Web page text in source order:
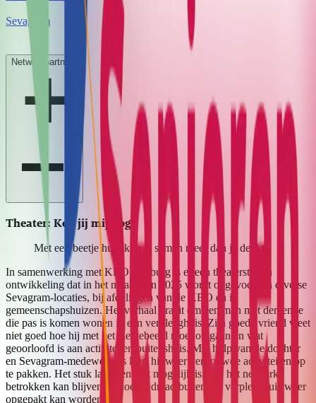
Sevagram
Netwerkpartners
Theater: Ken jij mij nog?
Met een beetje hulp kun je samen meer dan je denkt.
In samenwerking met KBO Limburg is er een theaterstuk in
ontwikkeling dat in het najaar van 2025 wordt opgevoerd in diverse
Sevagram-locaties, bij afdelingen van de KBO en in
gemeenschapshuizen. Het verhaal draait om een man met dementie
die pas is komen wonen in een verpleeghuis. Zijn goede vriend weet
niet goed hoe hij met het ziektebeeld moet omgaan en wat
geoorloofd is aan activiteiten buitenshuis. Met hulp van de dochter
en Sevagram-medewerkers leert hij weer vertrouwde activiteiten op
te pakken. Het stuk laat zien wat mogelijk is, hoe het netwerk
betrokken kan blijven en hoe de draad buiten het verpleeghuis weer
opgepakt kan worden.